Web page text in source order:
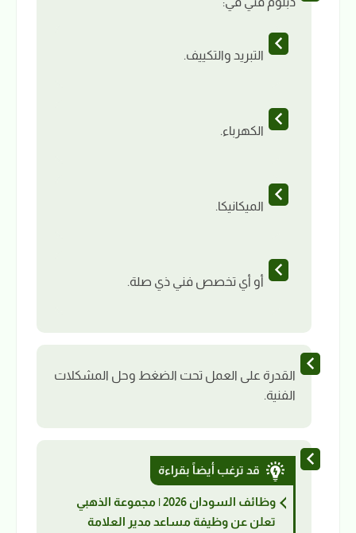
التبريد والتكييف.
الكهرباء.
الميكانيكا.
أو أي تخصص فني ذي صلة.
القدرة على العمل تحت الضغط وحل المشكلات
الفنية.
قد ترغب أيضاً بقراءة
وظائف السودان 2026 | مجموعة الذهبي
تعلن عن وظيفة مساعد مدير العلامة